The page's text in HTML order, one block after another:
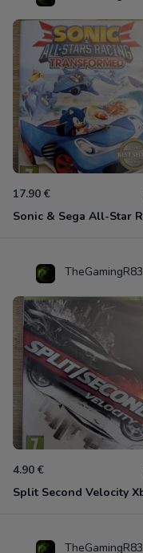
17.90 €
TheGamingR83
4.90 €
TheGamingR83